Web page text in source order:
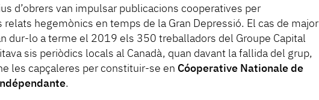
d’obrers van impulsar publicacions cooperatives per
relats hegemònics en temps de la Gran Depressió. El cas de major
dur-lo a terme el 2019 els 350 treballadors del Groupe Capital
sis periòdics locals al Canadà, quan davant la fallida del grup,
les capçaleres per constituir-se en Cóoperative Nationale de
.